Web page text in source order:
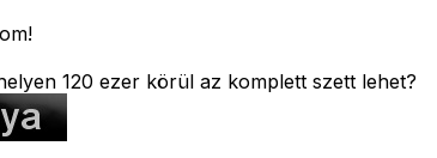
120 ezer körül az komplett szett lehet?